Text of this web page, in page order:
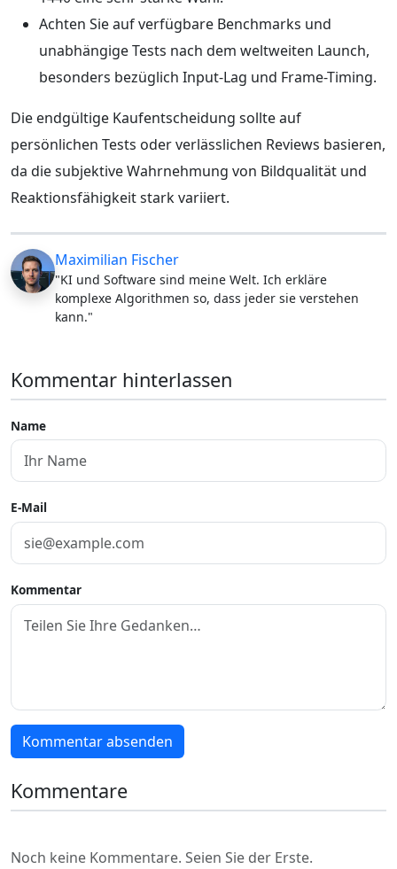
Achten Sie auf verfügbare Benchmarks und
unabhängige Tests nach dem weltweiten Launch,
besonders bezüglich Input-Lag und Frame-Timing.
Die endgültige Kaufentscheidung sollte auf
persönlichen Tests oder verlässlichen Reviews basieren,
da die subjektive Wahrnehmung von Bildqualität und
Reaktionsfähigkeit stark variiert.
Maximilian Fischer
"KI und Software sind meine Welt. Ich erkläre
komplexe Algorithmen so, dass jeder sie verstehen
kann."
Kommentar hinterlassen
Name
E-Mail
Kommentar
Kommentar absenden
Kommentare
Noch keine Kommentare. Seien Sie der Erste.